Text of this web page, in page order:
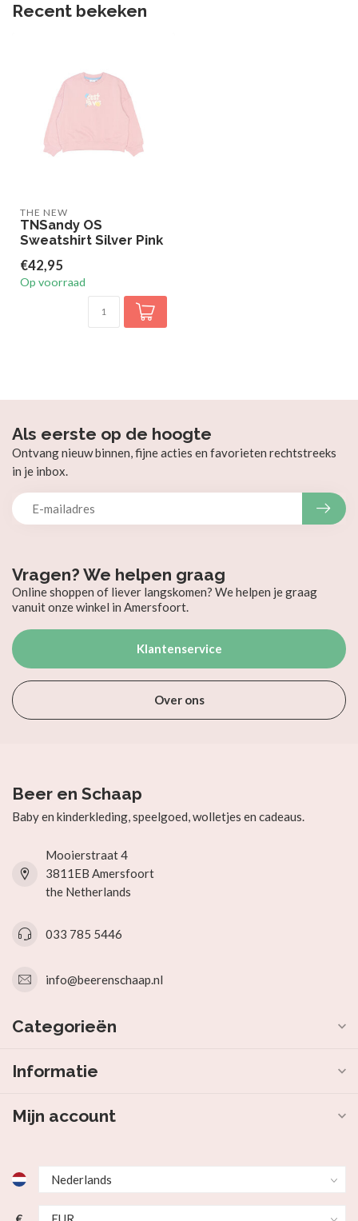
Recent bekeken
THE NEW
TNSandy OS
Sweatshirt Silver Pink
€42,95
Op voorraad
Vragen? We helpen graag
Online shoppen of liever langskomen? We helpen je graag
vanuit onze winkel in Amersfoort.
Klantenservice
Over ons
Als eerste op de hoogte
Ontvang nieuw binnen, fijne acties en favorieten rechtstreeks
in je inbox.
Beer en Schaap
Baby en kinderkleding, speelgoed, wolletjes en cadeaus.
Mooierstraat 4
3811EB Amersfoort
the Netherlands
033 785 5446
info@beerenschaap.nl
Categorieën
Informatie
Mijn account